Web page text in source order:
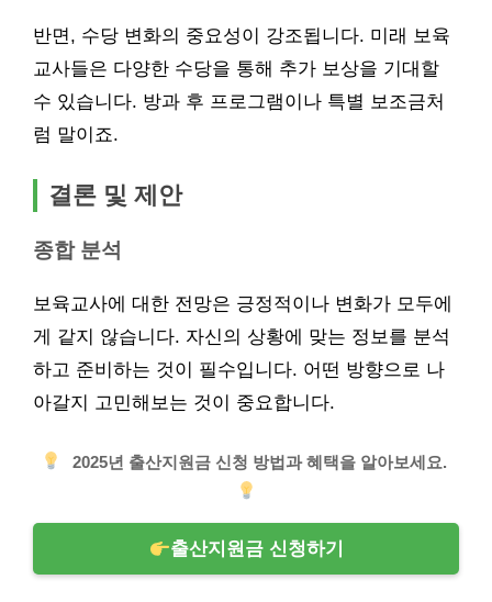
반면, 수당 변화의 중요성이 강조됩니다. 미래 보육
교사들은 다양한 수당을 통해 추가 보상을 기대할
수 있습니다. 방과 후 프로그램이나 특별 보조금처
럼 말이죠.
결론 및 제안
종합 분석
보육교사에 대한 전망은 긍정적이나 변화가 모두에
게 같지 않습니다. 자신의 상황에 맞는 정보를 분석
하고 준비하는 것이 필수입니다. 어떤 방향으로 나
아갈지 고민해보는 것이 중요합니다.
2025년 출산지원금 신청 방법과 혜택을 알아보세요.
출산지원금 신청하기